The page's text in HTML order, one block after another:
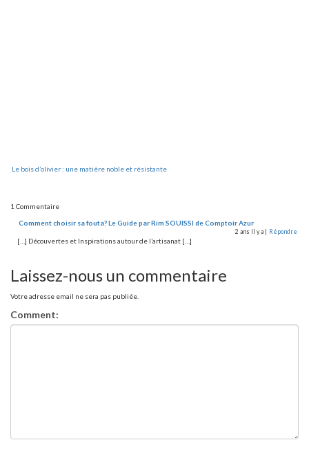
Le bois d’olivier : une matière noble et résistante
1 Commentaire
Comment choisir sa fouta? Le Guide par Rim SOUISSI de Comptoir Azur
2 ans Il y a | Répondre
[…] Découvertes et Inspirations autour de l’artisanat […]
Laissez-nous un commentaire
Votre adresse email ne sera pas publiée.
Comment: